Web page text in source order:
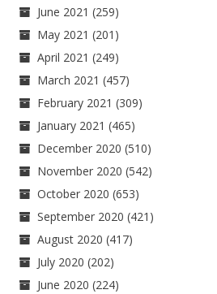
June 2021 (259)
May 2021 (201)
April 2021 (249)
March 2021 (457)
February 2021 (309)
January 2021 (465)
December 2020 (510)
November 2020 (542)
October 2020 (653)
September 2020 (421)
August 2020 (417)
July 2020 (202)
June 2020 (224)